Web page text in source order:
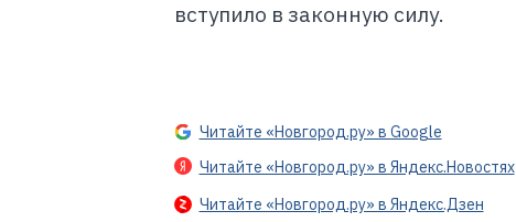
вступило в законную силу.
Читайте «Новгород.ру» в Google
Читайте «Новгород.ру» в Яндекс.Новостях
Читайте «Новгород.ру» в Яндекс.Дзен